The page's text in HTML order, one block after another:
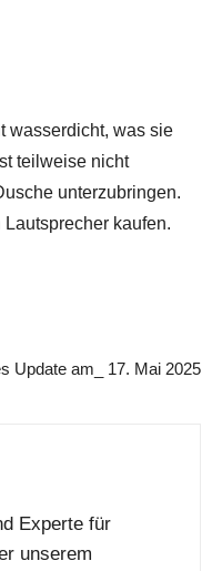
wasserdicht, was sie
teilweise nicht
unterzubringen.
kaufen.
Update am_ 17. Mai 2025
Experte für
unserem